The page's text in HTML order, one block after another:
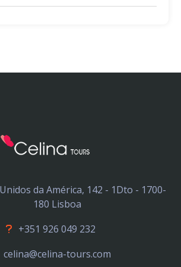
da América, 142 - 1Dto - 1700-
180 Lisboa
+351 926 049 232
celina@celina-tours.com